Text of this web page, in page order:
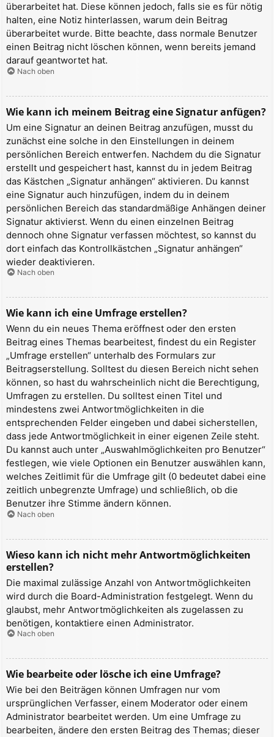
überarbeitet hat. Diese können jedoch, falls sie es für nötig
halten, eine Notiz hinterlassen, warum dein Beitrag
überarbeitet wurde. Bitte beachte, dass normale Benutzer
einen Beitrag nicht löschen können, wenn bereits jemand
darauf geantwortet hat.
Nach oben
Wie kann ich meinem Beitrag eine Signatur anfügen?
Um eine Signatur an deinen Beitrag anzufügen, musst du
zunächst eine solche in den Einstellungen in deinem
persönlichen Bereich entwerfen. Nachdem du die Signatur
erstellt und gespeichert hast, kannst du in jedem Beitrag
das Kästchen „Signatur anhängen“ aktivieren. Du kannst
eine Signatur auch hinzufügen, indem du in deinem
persönlichen Bereich das standardmäßige Anhängen deiner
Signatur aktivierst. Wenn du einen einzelnen Beitrag
dennoch ohne Signatur verfassen möchtest, so kannst du
dort einfach das Kontrollkästchen „Signatur anhängen“
wieder deaktivieren.
Nach oben
Wie kann ich eine Umfrage erstellen?
Wenn du ein neues Thema eröffnest oder den ersten
Beitrag eines Themas bearbeitest, findest du ein Register
„Umfrage erstellen“ unterhalb des Formulars zur
Beitragserstellung. Solltest du diesen Bereich nicht sehen
können, so hast du wahrscheinlich nicht die Berechtigung,
Umfragen zu erstellen. Du solltest einen Titel und
mindestens zwei Antwortmöglichkeiten in die
entsprechenden Felder eingeben und dabei sicherstellen,
dass jede Antwortmöglichkeit in einer eigenen Zeile steht.
Du kannst auch unter „Auswahlmöglichkeiten pro Benutzer“
festlegen, wie viele Optionen ein Benutzer auswählen kann,
welches Zeitlimit für die Umfrage gilt (0 bedeutet dabei eine
zeitlich unbegrenzte Umfrage) und schließlich, ob die
Benutzer ihre Stimme ändern können.
Nach oben
Wieso kann ich nicht mehr Antwortmöglichkeiten
erstellen?
Die maximal zulässige Anzahl von Antwortmöglichkeiten
wird durch die Board-Administration festgelegt. Wenn du
glaubst, mehr Antwortmöglichkeiten als zugelassen zu
benötigen, kontaktiere einen Administrator.
Nach oben
Wie bearbeite oder lösche ich eine Umfrage?
Wie bei den Beiträgen können Umfragen nur vom
ursprünglichen Verfasser, einem Moderator oder einem
Administrator bearbeitet werden. Um eine Umfrage zu
bearbeiten, ändere den ersten Beitrag des Themas; dieser